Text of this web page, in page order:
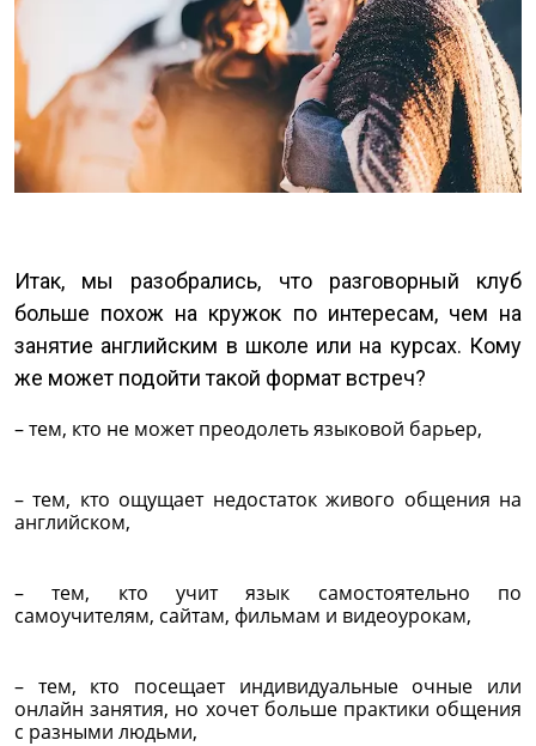
Итак, мы разобрались, что разговорный клуб
больше похож на кружок по интересам, чем на
занятие английским в школе или на курсах. Кому
же может подойти такой формат встреч?
– тем, кто не может преодолеть языковой барьер,
– тем, кто ощущает недостаток живого общения на
английском,
– тем, кто учит язык самостоятельно по
самоучителям, сайтам, фильмам и видеоурокам,
– тем, кто посещает индивидуальные очные или
онлайн занятия, но хочет больше практики общения
с разными людьми,